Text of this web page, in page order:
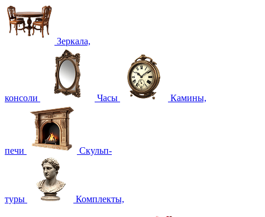
Зеркала,
консоли Часы Камины,
печи Скульп-
туры Комплекты,